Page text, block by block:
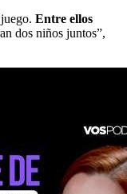
Entre ellos
dos niños juntos”,